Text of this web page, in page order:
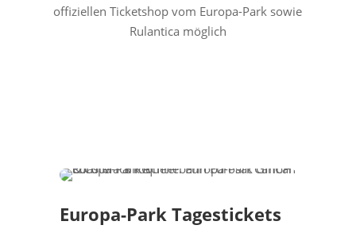
offiziellen Ticketshop vom Europa-Park sowie
Rulantica möglich
Europa-Park Tagestickets